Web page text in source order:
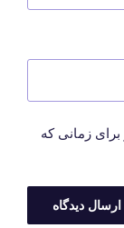
زمانی که